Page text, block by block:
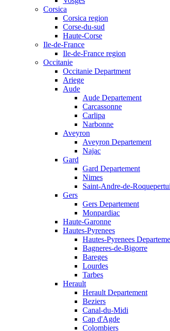
Corsica
Corsica region
Corse-du-sud
Haute-Corse
Ile-de-France
Ile-de-France region
Occitanie
Occitanie Department
Ariege
Aude
Aude Departement
Carcassonne
Carlipa
Narbonne
Aveyron
Aveyron Departement
Najac
Gard
Gard Departement
Nimes
Saint-Andre-de-
Gers
Gers Departement
Monpardiac
Haute-Garonne
Hautes-Pyrenees
Hautes-Pyrenees
Bagneres-de-Bigorre
Bareges
Lourdes
Tarbes
Herault
Herault Departement
Beziers
Canal-du-Midi
Cap d'Agde
Colombiers